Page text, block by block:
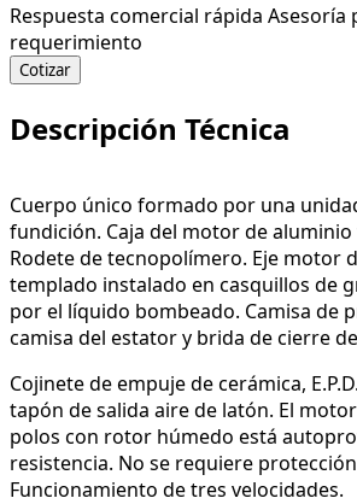
Respuesta comercial rápida Asesoría
requerimiento
Cotizar
Descripción Técnica
Cuerpo único formado por una
fundición. Caja del motor de
Rodete de tecnopolímero. Eje motor
templado instalado en casquillos de
por el líquido bombeado. Camisa de
camisa del estator y brida de cierre
Cojinete de empuje de cerámica,
tapón de salida aire de latón. El
polos con rotor húmedo está
resistencia. No se requiere
Funcionamiento de tres velocidades.